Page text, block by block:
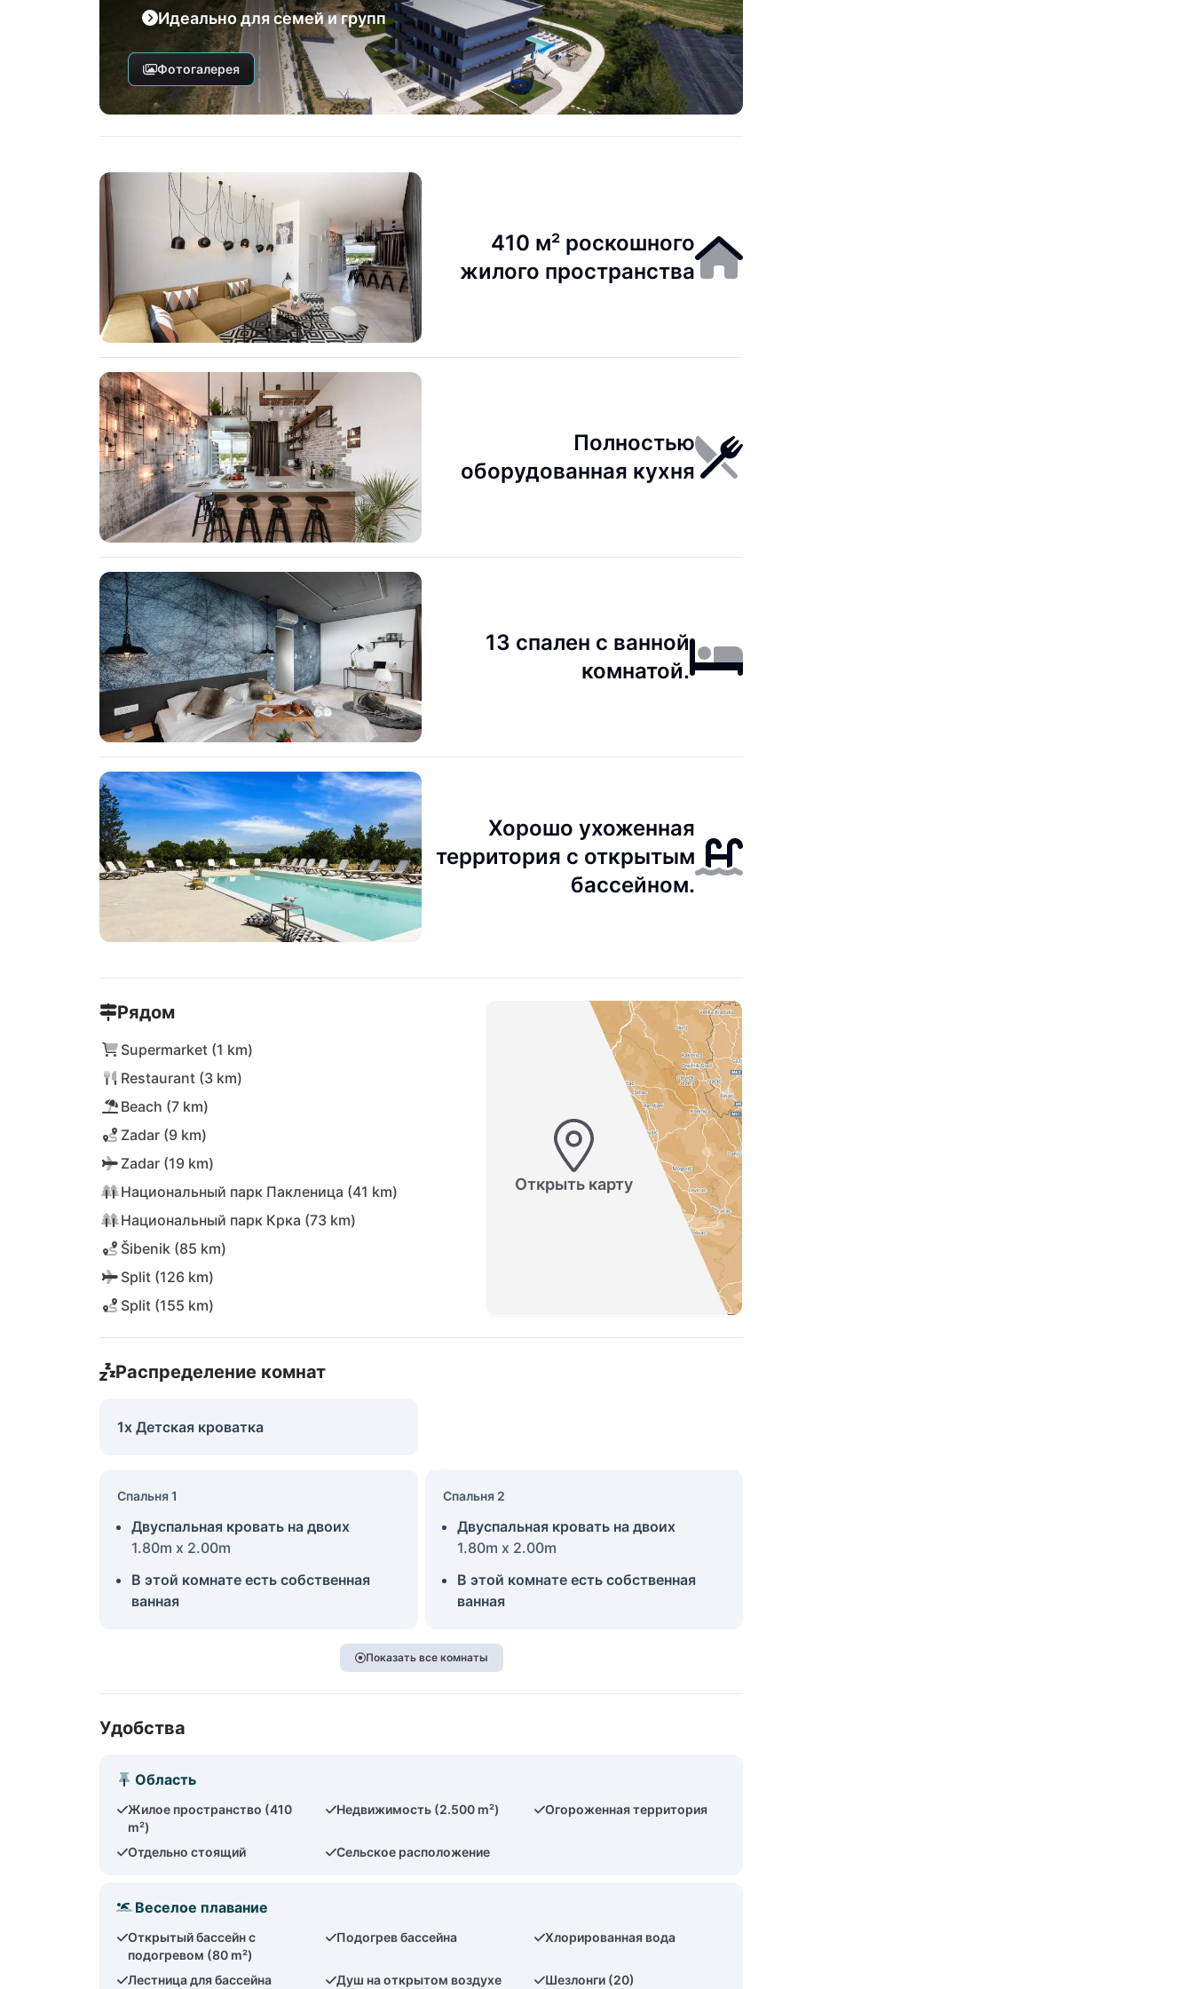
Идеально для семей и групп
Фотогалерея
410 м² роскошного
жилого пространства
Полностью
оборудованная кухня
13 спален с ванной
комнатой.
Хорошо ухоженная
территория с открытым
бассейном.
Рядом
Supermarket (1 km)
Restaurant (3 km)
Beach (7 km)
Zadar (9 km)
Zadar (19 km)
Национальный парк Пакленица (41 km)
Национальный парк Крка (73 km)
Šibenik (85 km)
Split (126 km)
Split (155 km)
Открыть карту
Распределение комнат
1x Детская кроватка
Спальня 1
Двуспальная кровать на двоих
1.80m x 2.00m
В этой комнате есть собственная
ванная
Спальня 2
Двуспальная кровать на двоих
1.80m x 2.00m
В этой комнате есть собственная
ванная
Показать все комнаты
Удобства
Область
Жилое пространство (410
m²)
Недвижимость (2.500 m²) Огороженная территория
Отдельно стоящий Сельское расположение
Веселое плавание
Открытый бассейн с
подогревом (80 m²)
Подогрев бассейна Хлорированная вода
Лестница для бассейна Душ на открытом воздухе Шезлонги (20)